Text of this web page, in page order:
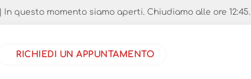
| In questo momento siamo aperti. Chiudiamo alle ore 12:45.
RICHIEDI UN APPUNTAMENTO